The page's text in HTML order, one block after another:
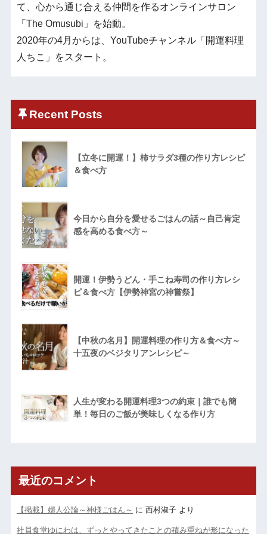
て、心から通じ合える仲間を作るオンラインサロン
「The Omusubi」を始動。
2020年の4月からは、YouTubeチャンネル「開運料理
人ちこ」をスタート。
Recent Posts
【立冬に開運！】柿サラダ3種の作り方レシピ
＆食べ方
今日から自分を愛せるごはんの話～自己肯定
感を高める食べ方～
開運！伊勢うどん・手こね寿司の作り方レシ
ピ＆食べ方【伊勢神宮の神嘗祭】
【中秋の名月】開運料理の作り方＆食べ方～
十五夜のベジタリアンレシピ～
人生が変わる開運料理3つの約束｜誰でも簡
単！毎日のご飯が美味しくなる作り方
最近のコメント
【掲載】婦人公論～神様ごはん～ に 西村淑子より
社員食堂ゆにわは、ずっとやってきたことの積み重ねが形になった